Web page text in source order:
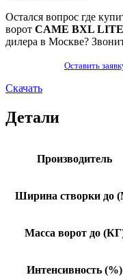
Остался вопрос где
ворот CAME BXL LITE
дилера в Москве?
Оставить
Скачать
Детали
Производитель
Ширина створки до
Масса ворот до
Интенсивность (%)